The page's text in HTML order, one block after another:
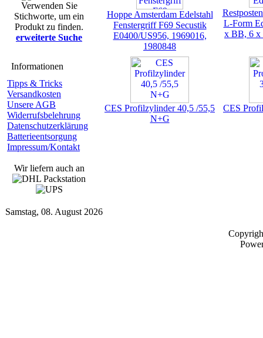
Verwenden Sie
Stichworte, um ein
Produkt zu finden.
erweiterte Suche
Informationen
Tipps & Tricks
Versandkosten
Unsere AGB
Widerrufsbelehrung
Datenschutzerklärung
Batterieentsorgung
Impressum/Kontakt
Wir liefern auch an
Hoppe Amsterdam Edelstahl
Fenstergriff F69 Secustik
E0400/US956, 1969016,
1980848
L-Form
x BB, 6 x
CES Profilzylinder 40,5 /55,5
N+G
CES
Samstag, 08. August 2026